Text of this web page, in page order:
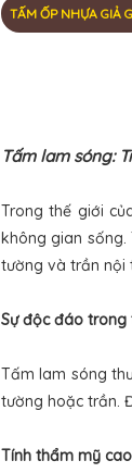
TẤM ỐP NHỰA GIẢ
Tấm lam sóng:
Trong thế giới
không gian
tường và trần nội
Sự độc đáo trong
Tấm lam sóng
tường hoặc trần.
Tính thẩm mỹ cao